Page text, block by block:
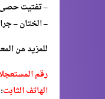
– تفتيت حصى
– الختان –
للمزيد من
رقم
الهاتف الثابت: 05.36.61.86.96